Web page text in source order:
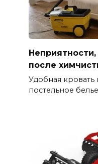
после
Удобная кровать
постельное белье